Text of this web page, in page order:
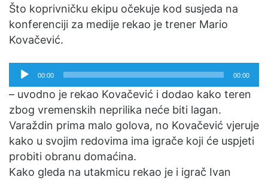
Što koprivničku ekipu očekuje kod susjeda na
konferenciji za medije rekao je trener Mario
Kovačević.
Reproduktor
audiozapisa
00:00 00:00
– uvodno je rekao Kovačević i dodao kako teren
zbog vremenskih neprilika neće biti lagan.
Varaždin prima malo golova, no Kovačević vjeruje
kako u svojim redovima ima igrače koji će uspjeti
probiti obranu domaćina.
Kako gleda na utakmicu rekao je i igrač Ivan